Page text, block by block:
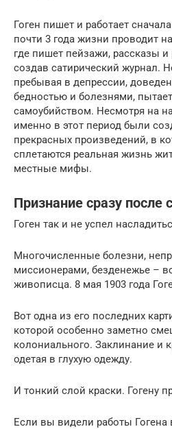
Гоген пишет и работает
почти 3 года жизни проводит
где пишет пейзажи, рассказы и
создав сатирический журнал.
пребывая в депрессии,
бедностью и болезнями,
самоубийством. Несмотря на
именно в этот период были
прекрасных произведений, в
сплетаются реальная жизнь
местные мифы.
Признание сразу после
Гоген так и не успел
Многочисленные болезни,
миссионерами, безденежье –
живописца. 8 мая 1903 года
Вот одна из его последних
которой особенно заметно
колониального. Заклинание и
одетая в глухую одежду.
И тонкий слой краски. Гогену
Если вы видели работы Гогена